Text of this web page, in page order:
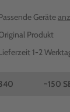
Geräte
Produkt
1-2
~150